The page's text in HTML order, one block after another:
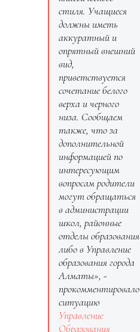
стиля. Учащиеся
должны иметь
аккуратный и
опрятный внешний
вид,
приветствуется
сочетание белого
верха и черного
низа. Сообщаем
также, что за
дополнительной
информацией по
интересующим
вопросам родители
могут обращаться
в администрации
школ, районные
отделы образования
либо в Управление
образования города
Алматы», -
прокомментировало
ситуацию
Управление
Образования